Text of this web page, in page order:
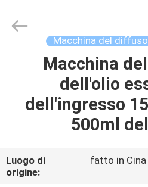
PRODOTTI
NOI
Industrial
Macchina del
Macchina
dell'olio
dell'ingresso
500ml
Luogo di
origine:
fatto in Cina